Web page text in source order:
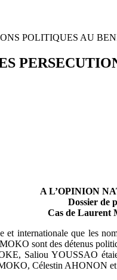
POLITIQUES AU
A L’OPINION
Dossier de
Cas de Laurent
et internationale que les
sont des détenus
Saliou YOUSSAO
Célestin AHONON